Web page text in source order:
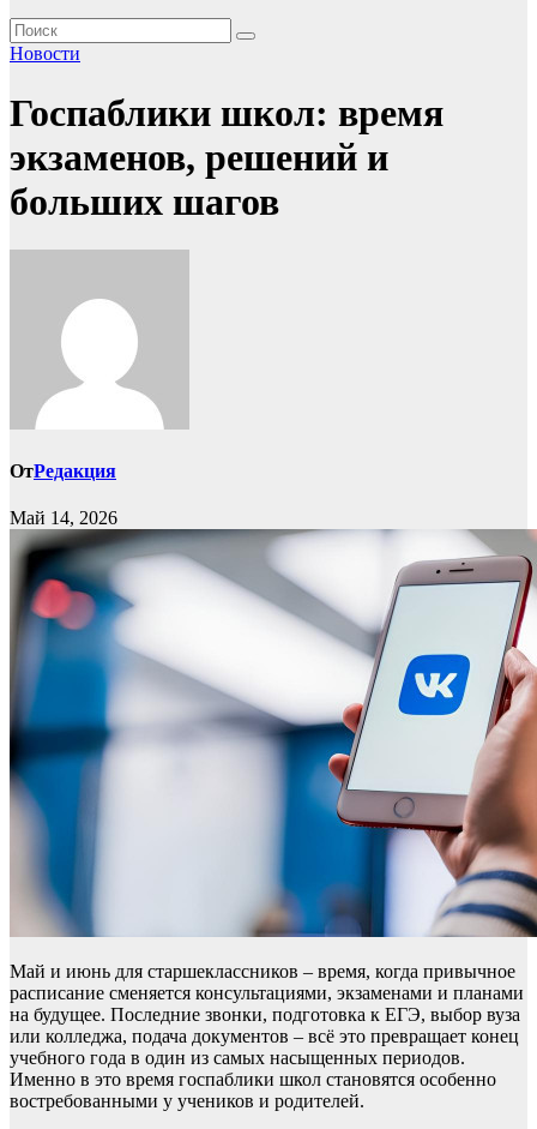
Новости
Госпаблики школ: время
экзаменов, решений и
больших шагов
ОтРедакция
Май 14, 2026
Май и июнь для старшеклассников – время, когда привычное
расписание сменяется консультациями, экзаменами и планами
на будущее. Последние звонки, подготовка к ЕГЭ, выбор вуза
или колледжа, подача документов – всё это превращает конец
учебного года в один из самых насыщенных периодов.
Именно в это время госпаблики школ становятся особенно
востребованными у учеников и родителей.